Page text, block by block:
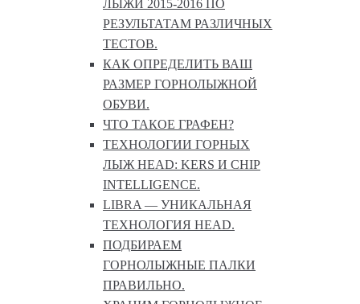
ЛЫЖИ 2015-2016 ПО
РЕЗУЛЬТАТАМ РАЗЛИЧНЫХ
ТЕСТОВ.
КАК ОПРЕДЕЛИТЬ ВАШ
РАЗМЕР ГОРНОЛЫЖНОЙ
ОБУВИ.
ЧТО ТАКОЕ ГРАФЕН?
ТЕХНОЛОГИИ ГОРНЫХ
ЛЫЖ HEAD: KERS И CHIP
INTELLIGENCE.
LIBRA — УНИКАЛЬНАЯ
ТЕХНОЛОГИЯ HEAD.
ПОДБИРАЕМ
ГОРНОЛЫЖНЫЕ ПАЛКИ
ПРАВИЛЬНО.